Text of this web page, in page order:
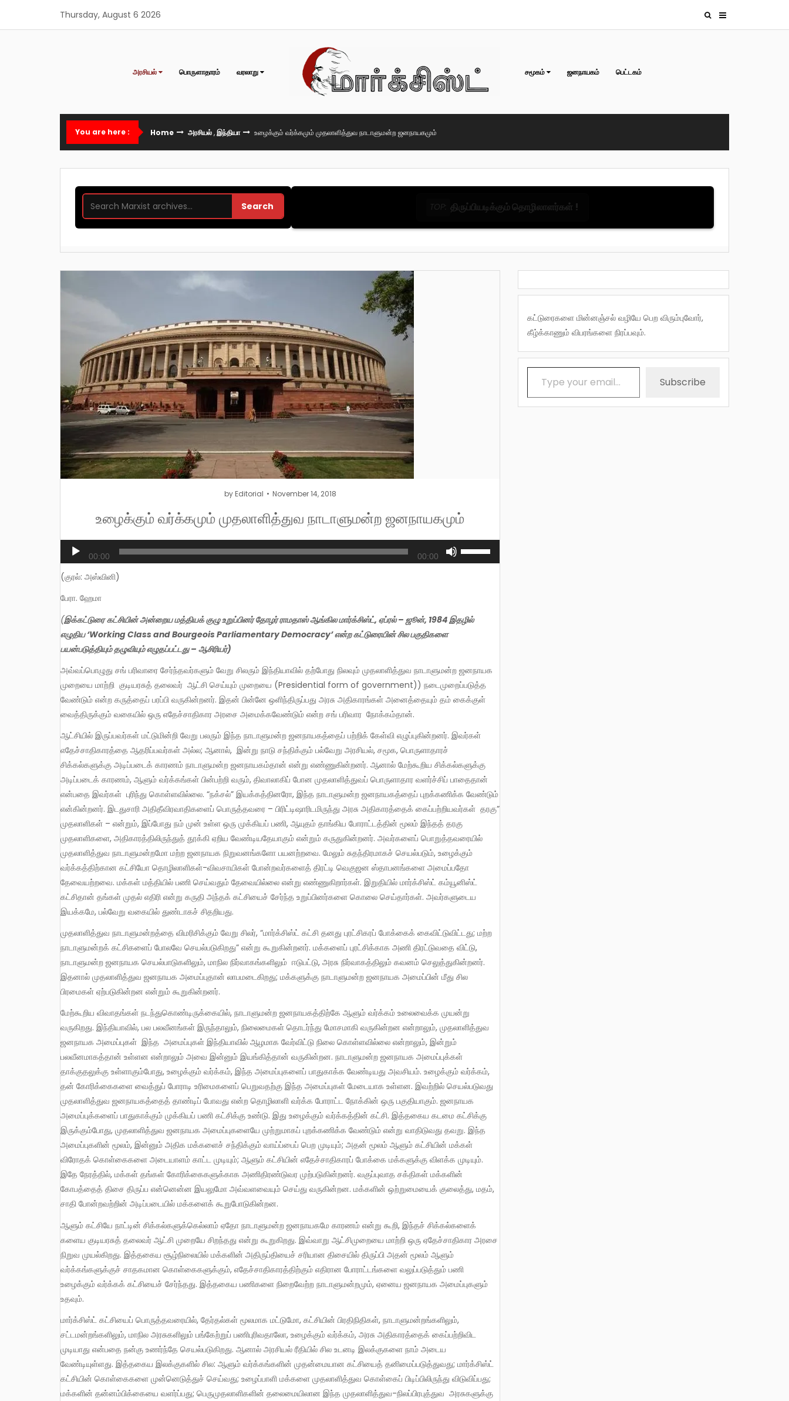
content
Thursday, August 6 2026
அரசியல் பொருளாதாரம் வரலாறு சமூகம் ஜனநாயகம் பெட்டகம்
You are here : Home அரசியல்,இந்தியா உழைக்கும் வர்க்கமும் முதலாளித்துவ நாடாளுமன்ற ஜனநாயகமும்
Search TOP: திருப்பியடிக்கும் தொழிலாளர்கள் !
by Editorial November 14, 2018
உழைக்கும் வர்க்கமும் முதலாளித்துவ நாடாளுமன்ற ஜனநாயகமும்
Audio
Player 00:00 00:00
increase
(குரல்: அஸ்வினி)
பேரா. ஹேமா
( இக்கட்டுரை கட்சியின் அன்றைய மத்தியக் குழு உறுப்பினர் தோழர் ராமதாஸ் ஆங்கில மார்க்சிஸ்ட், ஏப்ரல் – ஜூன், 1984 இதழில்
எழுதிய ‘Working Class and Bourgeois Parliamentary Democracy’ என்ற கட்டுரையின் சில பகுதிகளை
பயன்படுத்தியும் தழுவியும் எழுதப்பட்டது – ஆசிரியர்)
அவ்வப்பொழுது சங் பரிவாரை சேர்ந்தவர்களும் வேறு சிலரும் இந்தியாவில் தற்போது நிலவும் முதலாளித்துவ நாடாளுமன்ற ஜனநாயக
முறையை மாற்றி குடியரசுத் தலைவர் ஆட்சி செய்யும் முறையை (Presidential form of government)) நடைமுறைப்படுத்த
வேண்டும் என்ற கருத்தைப் பரப்பி வருகின்றனர். இதன் பின்னே ஒளிந்திருப்பது அரசு அதிகாரங்கள் அனைத்தையும் தம் கைக்குள்
வைத்திருக்கும் வகையில் ஒரு எதேச்சாதிகார அரசை அமைக்கவேண்டும் என்ற சங் பரிவார நோக்கம்தான்.
ஆட்சியில் இருப்பவர்கள் மட்டுமின்றி வேறு பலரும் இந்த நாடாளுமன்ற ஜனநாயகத்தைப் பற்றிக் கேள்வி எழுப்புகின்றனர். இவர்கள்
எதேச்சாதிகாரத்தை ஆதரிப்பவர்கள் அல்ல; ஆனால், இன்று நாடு சந்திக்கும் பல்வேறு அரசியல், சமூக, பொருளாதாரச்
சிக்கல்களுக்கு அடிப்படைக் காரணம் நாடாளுமன்ற ஜனநாயகம்தான் என்று எண்ணுகின்றனர். ஆனால் மேற்கூறிய சிக்கல்களுக்கு
அடிப்படைக் காரணம், ஆளும் வர்க்கங்கள் பின்பற்றி வரும், திவாலாகிப் போன முதலாளித்துவப் பொருளாதார வளர்ச்சிப் பாதைதான்
என்பதை இவர்கள் புரிந்து கொள்ளவில்லை. “நக்சல்” இயக்கத்தினரோ, இந்த நாடாளுமன்ற ஜனநாயகத்தைப் புறக்கணிக்க வேண்டும்
என்கின்றனர். இடதுசாரி அதிதீவிரவாதிகளைப் பொருத்தவரை – பிரிட்டிஷாரிடமிருந்து அரசு அதிகாரத்தைக் கைப்பற்றியவர்கள் தரகு”
முதலாளிகள் – என்றும், இப்போது நம் முன் உள்ள ஒரு முக்கியப் பணி, ஆயுதம் தாங்கிய போராட்டத்தின் மூலம் இந்தத் தரகு
முதலாளிகளை, அதிகாரத்திலிருந்துத் தூக்கி ஏறிய வேண்டியதேயாகும் என்றும் கருதுகின்றனர். அவர்களைப் பொறுத்தவரையில்
முதலாளித்துவ நாடாளுமன்றமோ மற்ற ஜனநாயக நிறுவனங்களோ பயனற்றவை. மேலும் சுதந்திரமாகச் செயல்படும், உழைக்கும்
வர்க்கத்திற்கான கட்சியோ தொழிலாளிகள்-விவசாயிகள் போன்றவர்களைத் திரட்டி வெகுஜன ஸ்தாபனங்களை அமைப்பதோ
தேவையற்றவை. மக்கள் மத்தியில் பணி செய்வதும் தேவையில்லை என்று எண்ணுகிறார்கள். இறுதியில் மார்க்சிஸ்ட் கம்யூனிஸ்ட்
கட்சிதான் தங்கள் முதல் எதிரி என்று கருதி அந்தக் கட்சியைச் சேர்ந்த உறுப்பினர்களை கொலை செய்தார்கள். அவர்களுடைய
இயக்கமே, பல்வேறு வகையில் துண்டாகச் சிதறியது.
முதலாளித்துவ நாடாளுமன்றத்தை விமரிசிக்கும் வேறு சிலர், “மார்க்சிஸ்ட் கட்சி தனது புரட்சிகரப் போக்கைக் கைவிட்டுவிட்டது; மற்ற
நாடாளுமன்றக் கட்சிகளைப் போலவே செயல்படுகிறது” என்று கூறுகின்றனர். மக்களைப் புரட்சிக்காக அணி திரட்டுவதை விட்டு,
நாடாளுமன்ற ஜனநாயக செயல்பாடுகளிலும், மாநில நிர்வாகங்களிலும் ஈடுபட்டு, அரசு நிர்வாகத்திலும் கவனம் செலுத்துகின்றனர்.
இதனால் முதலாளித்துவ ஜனநாயக அமைப்புதான் லாபமடைகிறது; மக்களுக்கு நாடாளுமன்ற ஜனநாயக அமைப்பின் மீது சில
பிரமைகள் ஏற்படுகின்றன என்றும் கூறுகின்றனர்.
மேற்கூறிய விவாதங்கள் நடந்துகொண்டிருக்கையில், நாடாளுமன்ற ஜனநாயகத்திற்கே ஆளும் வர்க்கம் உலைவைக்க முயன்று
வருகிறது. இந்தியாவில், பல பலவீனங்கள் இருந்தாலும், நிலைமைகள் தொடர்ந்து மோசமாகி வருகின்றன என்றாலும், முதலாளித்துவ
ஜனநாயக அமைப்புகள் இந்த அமைப்புகள் இந்தியாவில் ஆழமாக வேர்விட்டு நிலை கொள்ளவில்லை என்றாலும், இன்றும்
பலவீனமாகத்தான் உள்ளன என்றாலும் அவை இன்னும் இயங்கித்தான் வருகின்றன. நாடாளுமன்ற ஜனநாயக அமைப்புக்கள்
தாக்குதலுக்கு உள்ளாகும்போது, உழைக்கும் வர்க்கம், இந்த அமைப்புகளைப் பாதுகாக்க வேண்டியது அவசியம். உழைக்கும் வர்க்கம்,
தன் கோரிக்கைகளை வைத்துப் போராடி உரிமைகளைப் பெறுவதற்கு இந்த அமைப்புகள் மேடையாக உள்ளன. இவற்றில் செயல்படுவது
முதலாளித்துவ ஜனநாயகத்தைத் தாண்டிப் போவது என்ற தொழிலாளி வர்க்க போராட்ட நோக்கின் ஒரு பகுதியாகும். ஜனநாயக
அமைப்புக்களைப் பாதுகாக்கும் முக்கியப் பணி கட்சிக்கு உண்டு. இது உழைக்கும் வர்க்கத்தின் கட்சி. இத்தகைய கடமை கட்சிக்கு
இருக்கும்போது, முதலாளித்துவ ஜனநாயக அமைப்புகளையே முற்றுமாகப் புறக்கணிக்க வேண்டும் என்று வாதிடுவது தவறு. இந்த
அமைப்புகளின் மூலம், இன்னும் அதிக மக்களைச் சந்திக்கும் வாய்ப்பைப் பெற முடியும்; அதன் மூலம் ஆளும் கட்சியின் மக்கள்
விரோதக் கொள்கைகளை அடையாளம் காட்ட முடியும்; ஆளும் கட்சியின் எதேச்சாதிகாரப் போக்கை மக்களுக்கு விளக்க முடியும்.
இதே நேரத்தில், மக்கள் தங்கள் கோரிக்கைகளுக்காக அணிதிரண்டுவர முற்படுகின்றனர். வகுப்புவாத சக்திகள் மக்களின்
கோபத்தைத் திசை திருப்ப என்னென்ன இயலுமோ அவ்வளவையும் செய்து வருகின்றன. மக்களின் ஒற்றுமையைக் குலைத்து, மதம்,
சாதி போன்றவற்றின் அடிப்படையில் மக்களைக் கூறுபோடுகின்றன.
ஆளும் கட்சியே நாட்டின் சிக்கல்களுக்கெல்லாம் ஏதோ நாடாளுமன்ற ஜனநாயகமே காரணம் என்று கூறி, இந்தச் சிக்கல்களைக்
களைய குடியரசுத் தலைவர் ஆட்சி முறையே சிறந்தது என்று கூறுகிறது. இவ்வாறு ஆட்சிமுறையை மாற்றி ஒரு ஏதேச்சாதிகார அரசை
நிறுவ முயல்கிறது. இத்தகைய சூழ்நிலையில் மக்களின் அதிருப்தியைச் சரியான திசையில் திருப்பி அதன் மூலம் ஆளும்
வர்க்கங்களுக்குச் சாதகமான கொள்கைகளுக்கும், எதேச்சாதிகாரத்திற்கும் எதிரான போராட்டங்களை வலுப்படுத்தும் பணி
உழைக்கும் வர்க்கக் கட்சியைச் சேர்ந்தது. இத்தகைய பணிகளை நிறைவேற்ற நாடாளுமன்றமும், ஏனைய ஜனநாயக அமைப்புகளும்
உதவும்.
மார்க்சிஸ்ட் கட்சியைப் பொருத்தவரையில், தேர்தல்கள் மூலமாக மட்டுமோ, கட்சியின் பிரதிநிதிகள், நாடாளுமன்றங்களிலும்,
சட்டமன்றங்களிலும், மாநில அரசுகளிலும் பங்கேற்றுப் பணிபுரிவதாலோ, உழைக்கும் வர்க்கம், அரசு அதிகாரத்தைக் கைப்பற்றிவிட
முடியாது என்பதை நன்கு உணர்ந்தே செயல்படுகிறது. ஆனால் அரசியல் ரீதியில் சில உடனடி இலக்குகளை நாம் அடைய
வேண்டியுள்ளது. இத்தகைய இலக்குகளில் சில: ஆளும் வர்க்கங்களின் முதன்மையான கட்சியைத் தனிமைப்படுத்துவது; மார்க்சிஸ்ட்
கட்சியின் கொள்கைகளை முன்னெடுத்துச் செய்வது; உழைப்பாளி மக்களை முதலாளித்துவ கொள்கைப் பிடிப்பிலிருந்து விடுவிப்பது;
மக்களின் தன்னம்பிக்கையை வளர்ப்பது; பெருமுதலாளிகளின் தலைமையிலான இந்த முதலாளித்துவ-நிலப்பிரபுத்துவ அரசுகளுக்கு
கட்டுரைகளை மின்னஞ்சல் வழியே பெற விரும்புவோர்,
கீழ்க்காணும் விபரங்களை நிரப்பவும்.
Type your email…
Subscribe